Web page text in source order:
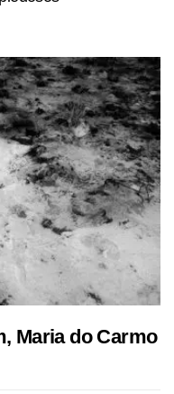
Maria do Carmo